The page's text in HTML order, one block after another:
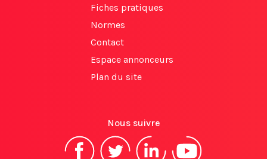
Fiches pratiques
Normes
Contact
Espace annonceurs
Plan du site
Nous suivre